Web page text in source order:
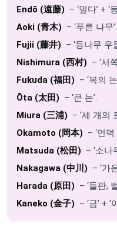
Endō (遠藤) – ‘멀다’ + ‘
Aoki (青木) – ‘푸른 나무’.
Fujii (藤井) – ‘등나무 우
Nishimura (西村) – ‘서
Fukuda (福田) – ‘복의 논
Ōta (太田) – ‘큰 논’.
Miura (三浦) – ‘세 개의
Okamoto (岡本) – ‘언덕
Matsuda (松田) – ‘소나
Nakagawa (中川) – ‘가
Harada (原田) – ‘들판,
Kaneko (金子) – ‘금’ + ‘